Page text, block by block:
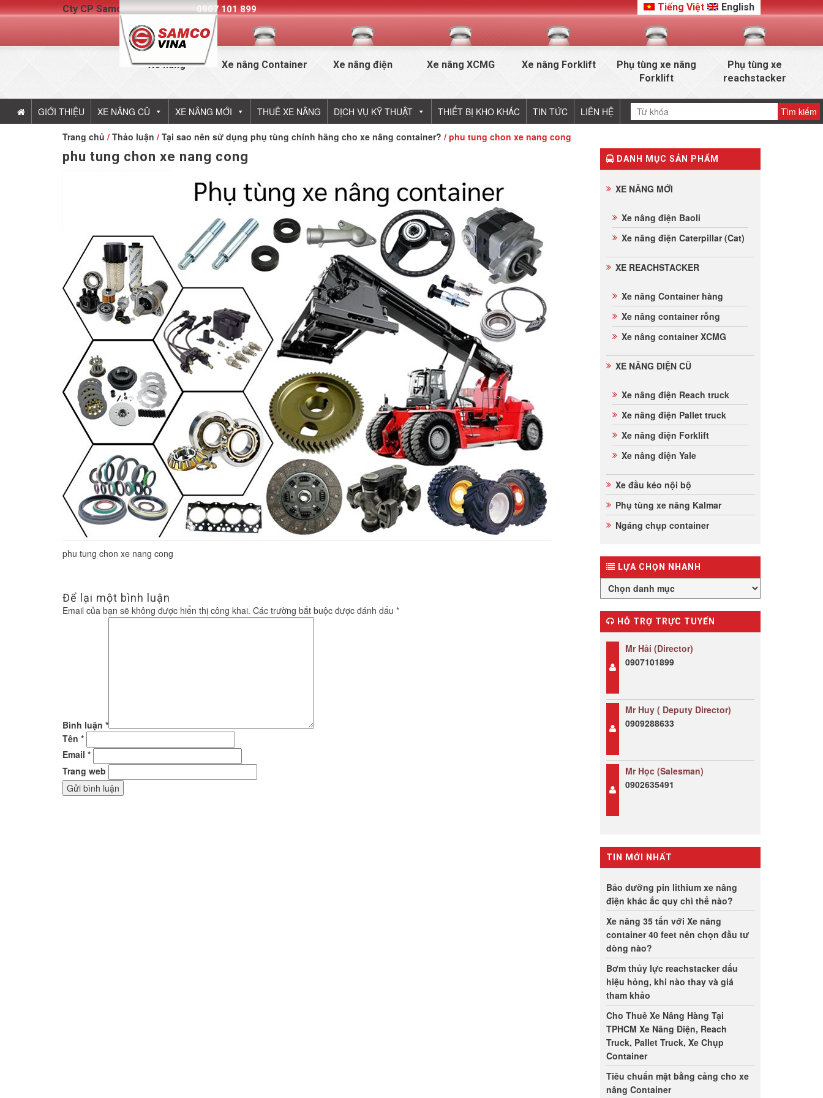
Cty CP Samcovina - Hotline: 0907 101 899 Tiếng Việt English
Xe nâng Xe nâng Container Xe nâng điện Xe nâng XCMG Xe nâng Forklift
Phụ tùng xe nâng
Forklift
Phụ tùng xe
reachstacker
GIỚI THIỆU XE NÂNG CŨ XE NÂNG MỚI THUÊ XE NÂNG DỊCH VỤ KỸ THUẬT THIẾT BỊ KHO KHÁC TIN TỨC LIÊN HỆ
Trang chủ / Thảo luận / Tại sao nên sử dụng phụ tùng chính hãng cho xe nâng container? / phu tung chon xe nang cong
phu tung chon xe nang cong
phu tung chon xe nang cong
Để lại một bình luận
Email của bạn sẽ không được hiển thị công khai. Các trường bắt buộc được đánh dấu *
Bình luận *
Tên *
Email *
Trang web
DANH MỤC SẢN PHẨM
XE NÂNG MỚI
Xe nâng điện Baoli
Xe nâng điện Caterpillar (Cat)
XE REACHSTACKER
Xe nâng Container hàng
Xe nâng container rỗng
Xe nâng container XCMG
XE NÂNG ĐIỆN CŨ
Xe nâng điện Reach truck
Xe nâng điện Pallet truck
Xe nâng điện Forklift
Xe nâng điện Yale
Xe đầu kéo nội bộ
Phụ tùng xe nâng Kalmar
Ngáng chụp container
LỰA CHỌN NHANH
HỖ TRỢ TRỰC TUYẾN
Mr Hải (Director)
0907101899
Mr Huy ( Deputy Director)
0909288633
Mr Học (Salesman)
0902635491
TIN MỚI NHẤT
Bảo dưỡng pin lithium xe nâng
điện khác ắc quy chì thế nào?
Xe nâng 35 tấn với Xe nâng
container 40 feet nên chọn đầu tư
dòng nào?
Bơm thủy lực reachstacker dấu
hiệu hỏng, khi nào thay và giá
tham khảo
Cho Thuê Xe Nâng Hàng Tại
TPHCM Xe Nâng Điện, Reach
Truck, Pallet Truck, Xe Chụp
Container
Tiêu chuẩn mặt bằng cảng cho xe
nâng Container